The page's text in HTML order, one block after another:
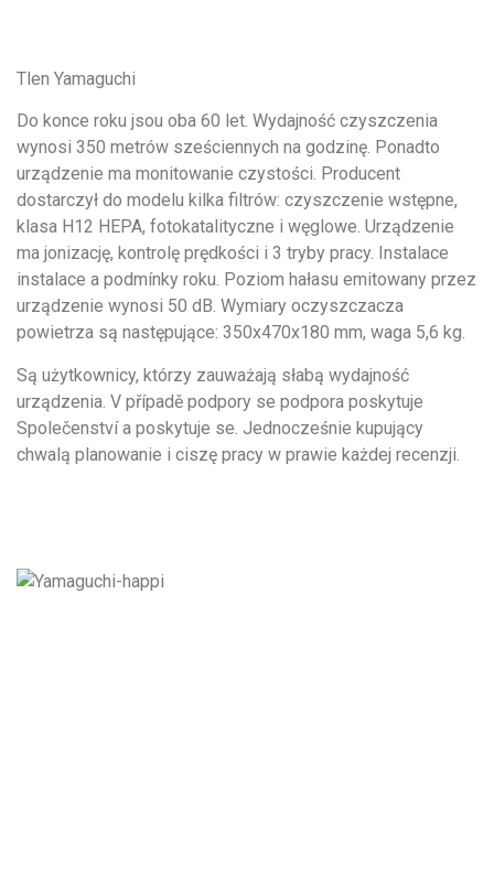
Tlen Yamaguchi
Do konce roku jsou oba 60 let. Wydajność czyszczenia
wynosi 350 metrów sześciennych na godzinę. Ponadto
urządzenie ma monitowanie czystości. Producent
dostarczył do modelu kilka filtrów: czyszczenie wstępne,
klasa H12 HEPA, fotokatalityczne i węglowe. Urządzenie
ma jonizację, kontrolę prędkości i 3 tryby pracy. Instalace
instalace a podmínky roku. Poziom hałasu emitowany przez
urządzenie wynosi 50 dB. Wymiary oczyszczacza
powietrza są następujące: 350x470x180 mm, waga 5,6 kg.
Są użytkownicy, którzy zauważają słabą wydajność
urządzenia. V případě podpory se podpora poskytuje
Společenství a poskytuje se. Jednocześnie kupujący
chwalą planowanie i ciszę pracy w prawie każdej recenzji.